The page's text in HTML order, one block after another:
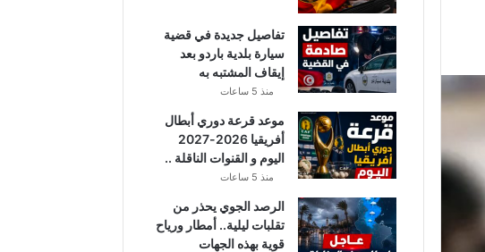
تفاصيل جديدة في قضية
سيارة بلدية باردو بعد
إيقاف المشتبه به
منذ 5 ساعات
موعد قرعة دوري أبطال
أفريقيا 2026-2027
اليوم و القنوات الناقلة ..
منذ 5 ساعات
الرصد الجوي يحذر من
تقلبات ليلية.. أمطار ورياح
قوية بهذه الجهات